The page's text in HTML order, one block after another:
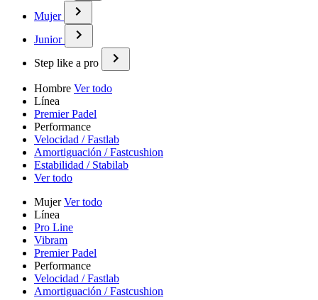
Mujer
Junior
Step like a pro
Hombre Ver todo
Línea
Premier Padel
Performance
Velocidad / Fastlab
Amortiguación / Fastcushion
Estabilidad / Stabilab
Ver todo
MujerVer todo
Línea
Pro Line
Vibram
Premier Padel
Performance
Velocidad / Fastlab
Amortiguación / Fastcushion